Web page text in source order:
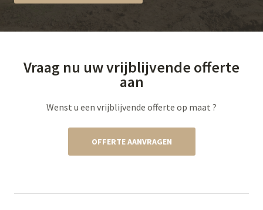
Vraag nu uw vrijblijvende offerte
aan
Wenst u een vrijblijvende offerte op maat ?
OFFERTE AANVRAGEN